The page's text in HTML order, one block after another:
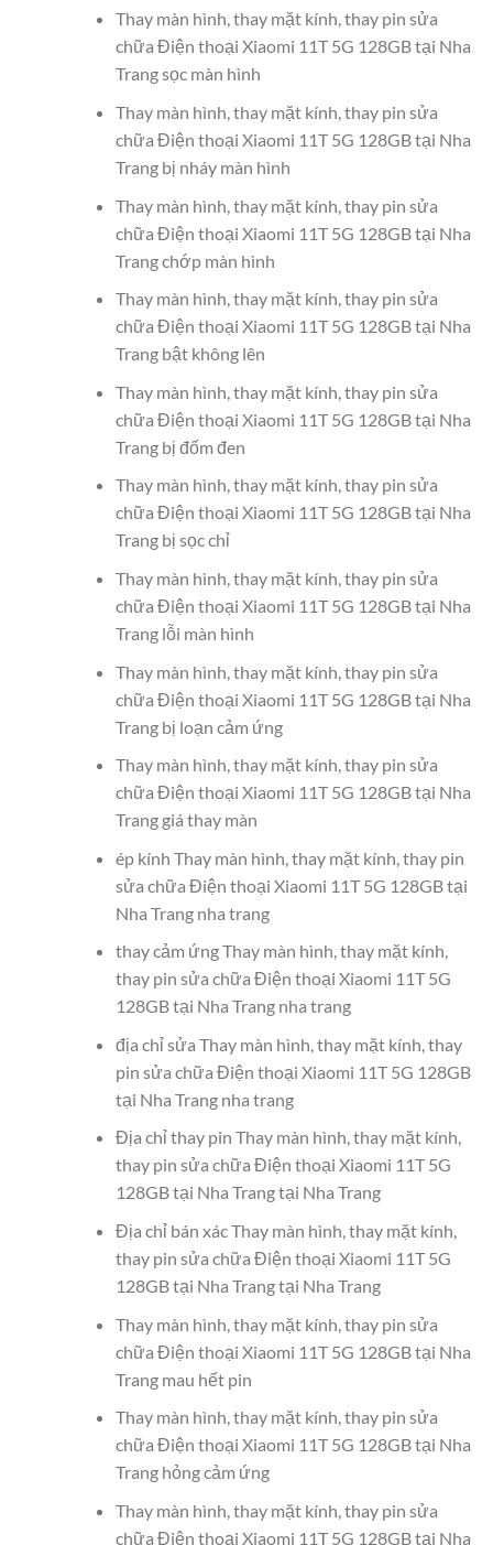
Thay màn hình, thay mặt kính, thay pin sửa
chữa Điện thoại Xiaomi 11T 5G 128GB tại Nha
Trang sọc màn hình
Thay màn hình, thay mặt kính, thay pin sửa
chữa Điện thoại Xiaomi 11T 5G 128GB tại Nha
Trang bị nháy màn hình
Thay màn hình, thay mặt kính, thay pin sửa
chữa Điện thoại Xiaomi 11T 5G 128GB tại Nha
Trang chớp màn hình
Thay màn hình, thay mặt kính, thay pin sửa
chữa Điện thoại Xiaomi 11T 5G 128GB tại Nha
Trang bật không lên
Thay màn hình, thay mặt kính, thay pin sửa
chữa Điện thoại Xiaomi 11T 5G 128GB tại Nha
Trang bị đốm đen
Thay màn hình, thay mặt kính, thay pin sửa
chữa Điện thoại Xiaomi 11T 5G 128GB tại Nha
Trang bị sọc chỉ
Thay màn hình, thay mặt kính, thay pin sửa
chữa Điện thoại Xiaomi 11T 5G 128GB tại Nha
Trang lỗi màn hình
Thay màn hình, thay mặt kính, thay pin sửa
chữa Điện thoại Xiaomi 11T 5G 128GB tại Nha
Trang bị loạn cảm ứng
Thay màn hình, thay mặt kính, thay pin sửa
chữa Điện thoại Xiaomi 11T 5G 128GB tại Nha
Trang giá thay màn
ép kính Thay màn hình, thay mặt kính, thay pin
sửa chữa Điện thoại Xiaomi 11T 5G 128GB tại
Nha Trang nha trang
thay cảm ứng Thay màn hình, thay mặt kính,
thay pin sửa chữa Điện thoại Xiaomi 11T 5G
128GB tại Nha Trang nha trang
địa chỉ sửa Thay màn hình, thay mặt kính, thay
pin sửa chữa Điện thoại Xiaomi 11T 5G 128GB
tại Nha Trang nha trang
Địa chỉ thay pin Thay màn hình, thay mặt kính,
thay pin sửa chữa Điện thoại Xiaomi 11T 5G
128GB tại Nha Trang tại Nha Trang
Địa chỉ bán xác Thay màn hình, thay mặt kính,
thay pin sửa chữa Điện thoại Xiaomi 11T 5G
128GB tại Nha Trang tại Nha Trang
Thay màn hình, thay mặt kính, thay pin sửa
chữa Điện thoại Xiaomi 11T 5G 128GB tại Nha
Trang mau hết pin
Thay màn hình, thay mặt kính, thay pin sửa
chữa Điện thoại Xiaomi 11T 5G 128GB tại Nha
Trang hỏng cảm ứng
Thay màn hình, thay mặt kính, thay pin sửa
chữa Điện thoại Xiaomi 11T 5G 128GB tại Nha